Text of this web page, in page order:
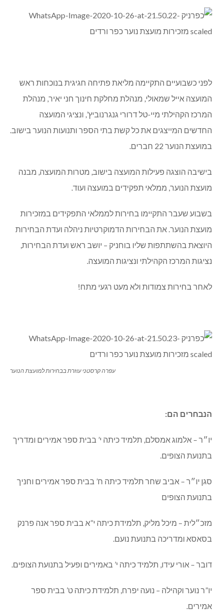
לפני כשבועיים התקיימה מליאת פתיחה חגיגית בנוכחות ראש
המועצה אייל שמאולי, מנהלת מחלקת חינוך חני יאיר, מנהלת
המרכז הקהילתי מיי-טל דרורי גנגרנוביץ’, ונציגי המועצה
החדשים המייצגים את כל קשת בתי הספר ותנועות הנוער בישוב.
במועצת הנוער 22 חברים.
בישיבה הוצגה פעילות המועצה בישוב, מטרות המועצה, מבנה
מועצת הנוער, ממלאי תפקידים במועצה ועוד.
בשבוע שעבר התקיימו בחירות לממלאי התפקידים במזכירות
מועצת הנוער. את הבחירות הדמוקרטיות ניהלה ועדת הבחירות
היוצאת בהשתתפות שליו בוחניק – יושב ראש ועדת הבחירות,
נציגות המרכז הקהילתי ונציגות המועצה.
לאחר בחירות צמודות ולא מעט רגעי מתח!
עפרה קרסטני עוזרת בבחירות למועצת הנוער
הנבחרים הם:
יו״ר – אלמוג אמסלם, תלמיד כיתה י’ בבית ספר אמירים ומדריך
בתנועת הצופים.
סגן יו״ר – אביב שחר תלמיד כיתה ח’ בבית ספר אמירים וחניך
בתנועת הצופים
מזכ״לית – מיכל מליק, תלמידת כיתה י”א בבית ספר אנה פרנק
בסאסא ומדריכה בתנועת נועם.
דובר – אורי עידו, תלמיד כיתה י’ באמירים ופעיל בתנועת הצופים.
יו”ר נוער וקהילה – נועה יפרח, תלמידת כיתה ט’ בבית ספר
אמירים.